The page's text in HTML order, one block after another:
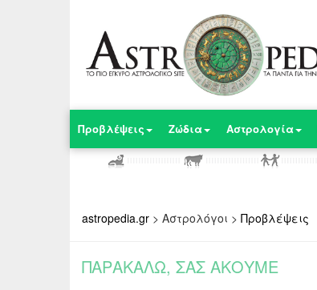
Προβλέψεις Ζώδια Αστρολογία
astropedia.gr > Αστρολόγοι > Προβλέψεις
ΠΑΡΑΚΑΛΩ, ΣΑΣ ΑΚΟΥΜΕ